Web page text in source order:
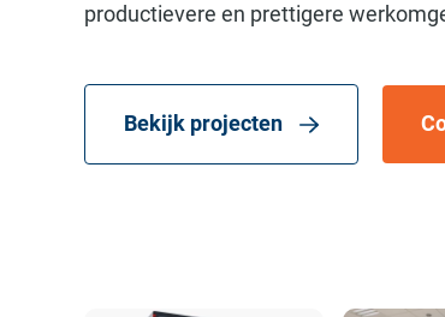
productievere en prettigere
Bekijk projecten